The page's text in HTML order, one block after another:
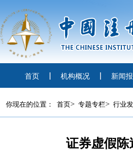
首页 机构概况 新闻
你现在的位置： 首页> 专题专栏> 行业
证券虚假